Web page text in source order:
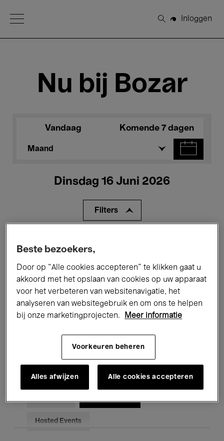
Open Menu
Zoeken
Inloggen
Nu bij Bozar
Vandaag Komende 7 dagen
Maand
Dinsdag 16 Juni 2026
Filters
Tentoonstellingen Films
Performances Lezingen & Debatten
Jazz Klassieke Muziek Global Music
Elektronische Muziek
Voor iedereen Kids’ Palace
Hosted Events
Beste bezoekers,
Door op “Alle cookies accepteren” te klikken gaat u
akkoord met het opslaan van cookies op uw apparaat
voor het verbeteren van websitenavigatie, het
analyseren van websitegebruik en om ons te helpen
bij onze marketingprojecten.
Meer informatie
Voorkeuren beheren
Alles afwijzen Alle cookies accepteren